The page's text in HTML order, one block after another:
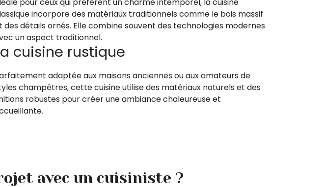
incorpore des matériaux traditionnels comme le bois massif
des détails ornés. Elle combine souvent des technologies modernes
un aspect traditionnel.
cuisine rustique
adaptée aux maisons anciennes ou aux amateurs de
champêtres, cette cuisine utilise des matériaux naturels et des
robustes pour créer une ambiance chaleureuse et
avec un cuisiniste ?